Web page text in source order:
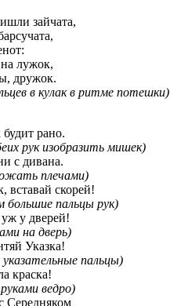
зайчата,
лужок,
дружок.
в кулак в ритме потешки)
рано.
рук изобразить мишек)
с дивана.
плечами)
вставай скорей!
большие пальцы рук)
у дверей!
на дверь)
Указка!
пальцы)
краска!
ведро)